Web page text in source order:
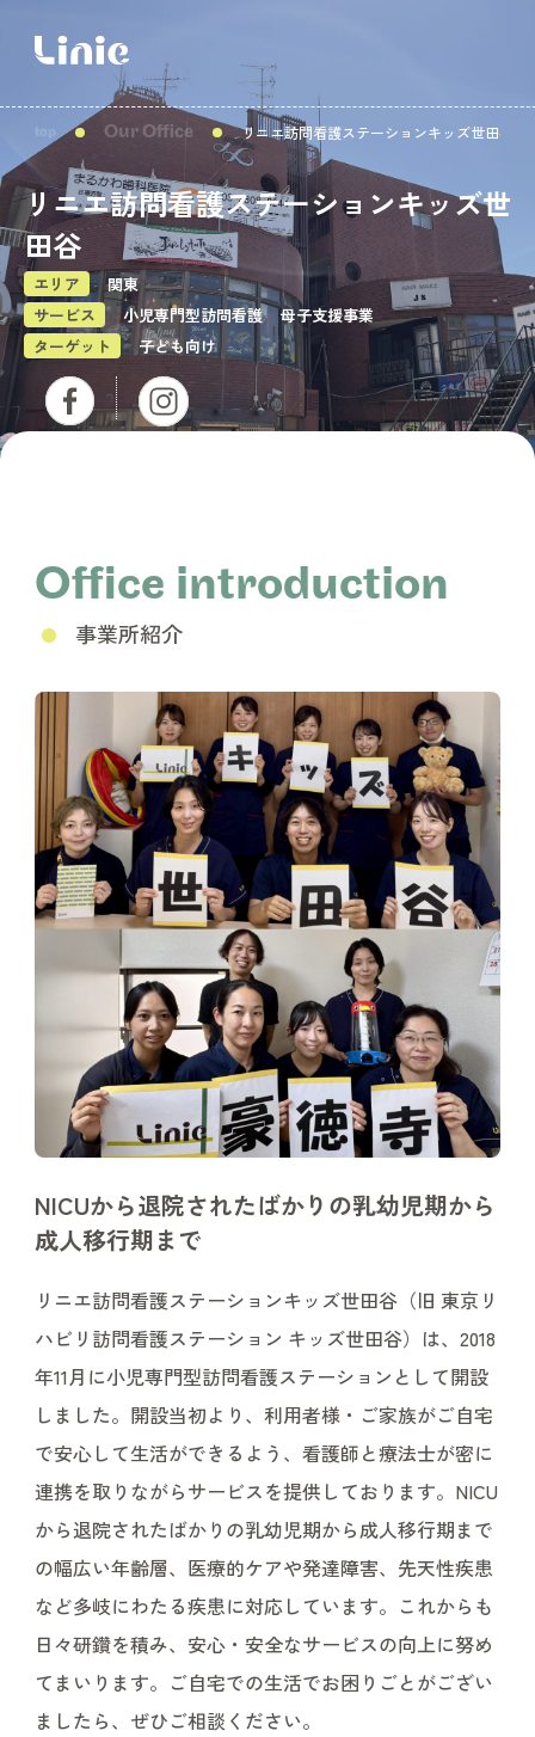
top Our Office リニエ訪問看護ステーションキッズ世田谷
リニエ訪問看護ステーションキッズ世
田谷
エリア
関東
サービス
小児専門型訪問看護
母子支援事業
ターゲット
子ども向け
Office introduction
事業所紹介
NICUから退院されたばかりの乳幼児期から
成人移行期まで
リニエ訪問看護ステーションキッズ世田谷（旧 東京リ
ハビリ訪問看護ステーション キッズ世田谷）は、2018
年11月に小児専門型訪問看護ステーションとして開設
しました。開設当初より、利用者様・ご家族がご自宅
で安心して生活ができるよう、看護師と療法士が密に
連携を取りながらサービスを提供しております。NICU
から退院されたばかりの乳幼児期から成人移行期まで
の幅広い年齢層、医療的ケアや発達障害、先天性疾患
など多岐にわたる疾患に対応しています。これからも
日々研鑽を積み、安心・安全なサービスの向上に努め
てまいります。ご自宅での生活でお困りごとがござい
ましたら、ぜひご相談ください。